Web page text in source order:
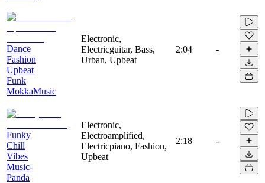
Dance
Fashion
Upbeat
Funk
MokkaMusic
Electronic,
Electricguitar, Bass,
Urban, Upbeat
2:04 -
Funky
Chill
Vibes
Music-
Panda
Electronic,
Electroamplified,
Electricpiano, Fashion,
Upbeat
2:18 -